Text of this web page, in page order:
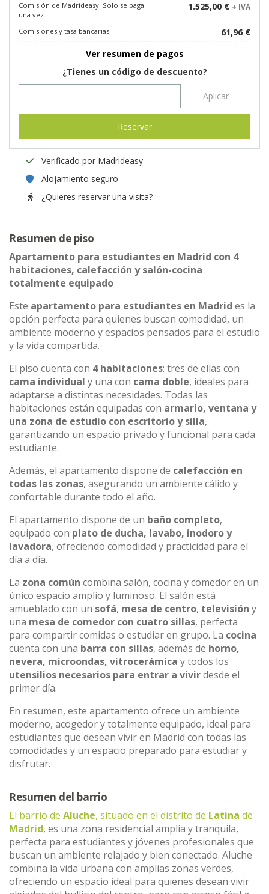
Comisión de Madrideasy. Solo se paga
una vez.
1.525,00 € + IVA
Comisiones y tasa bancarias
61,96 €
Ver resumen de pagos
¿Tienes un código de descuento?
Aplicar
Reservar
Verificado por Madrideasy
Alojamiento seguro
¿Quieres reservar una visita?
Resumen de piso
Apartamento para estudiantes en Madrid con 4
habitaciones, calefacción y salón-cocina
totalmente equipado
Este apartamento para estudiantes en Madrid es la
opción perfecta para quienes buscan comodidad, un
ambiente moderno y espacios pensados para el estudio
y la vida compartida.
El piso cuenta con 4 habitaciones: tres de ellas con
cama individual y una con cama doble, ideales para
adaptarse a distintas necesidades. Todas las
habitaciones están equipadas con armario, ventana y
una zona de estudio con escritorio y silla,
garantizando un espacio privado y funcional para cada
estudiante.
Además, el apartamento dispone de calefacción en
todas las zonas, asegurando un ambiente cálido y
confortable durante todo el año.
El apartamento dispone de un baño completo,
equipado con plato de ducha, lavabo, inodoro y
lavadora, ofreciendo comodidad y practicidad para el
día a día.
La zona común combina salón, cocina y comedor en un
único espacio amplio y luminoso. El salón está
amueblado con un sofá, mesa de centro, televisión y
una mesa de comedor con cuatro sillas, perfecta
para compartir comidas o estudiar en grupo. La cocina
cuenta con una barra con sillas, además de horno,
nevera, microondas, vitrocerámica y todos los
utensilios necesarios para entrar a vivirdesde el
primer día.
En resumen, este apartamento ofrece un ambiente
moderno, acogedor y totalmente equipado, ideal para
estudiantes que desean vivir en Madrid con todas las
comodidades y un espacio preparado para estudiar y
disfrutar.
Resumen del barrio
El barrio de Aluche, situado en el distrito de Latina de
Madrid, es una zona residencial amplia y tranquila,
perfecta para estudiantes y jóvenes profesionales que
buscan un ambiente relajado y bien conectado. Aluche
combina la vida urbana con amplias zonas verdes,
ofreciendo un espacio ideal para quienes desean vivir